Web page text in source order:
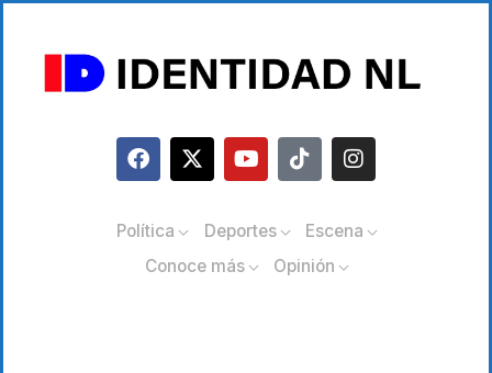
Política Deportes
Escena
Conoce más
Opinión